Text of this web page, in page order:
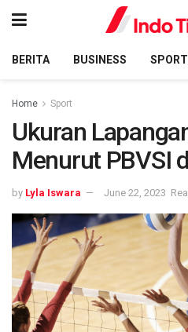
BERITA BUSINESS SPORT
Home Sport
Ukuran
Menurut PBVSI
by Lyla Iswara June 22, 2023